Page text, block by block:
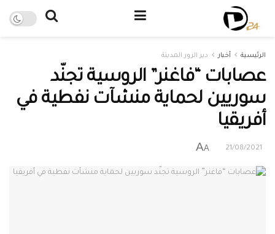
الرئيسية أخبار دير الزور المدينة
عصابات “فاغنر” الروسية تجنّد
سوريين لحماية منشآت نفطية في
أفريقيا
21/08/2021
A
A